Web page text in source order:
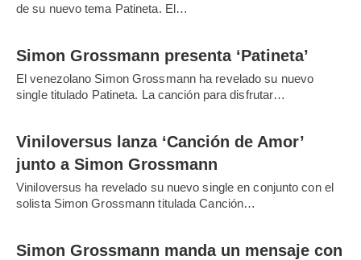
de su nuevo tema Patineta. El…
Simon Grossmann presenta ‘Patineta’
El venezolano Simon Grossmann ha revelado su nuevo
single titulado Patineta. La canción para disfrutar…
Viniloversus lanza ‘Canción de Amor’
junto a Simon Grossmann
Viniloversus ha revelado su nuevo single en conjunto con el
solista Simon Grossmann titulada Canción…
Simon Grossmann manda un mensaje con